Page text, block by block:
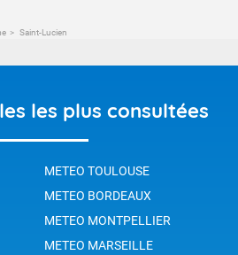
Saint-Lucien
les plus consultées
METEO TOULOUSE
METEO BORDEAUX
METEO MONTPELLIER
METEO MARSEILLE